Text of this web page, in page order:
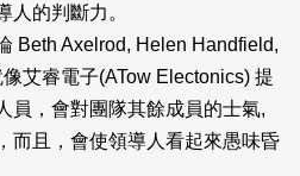
人的判斷力。
Beth Axelrod, Helen Handfield,
艾睿電子(ATow Electonics) 提
員，會對團隊其餘成員的士氣,
而且，會使領導人看起來愚味昏